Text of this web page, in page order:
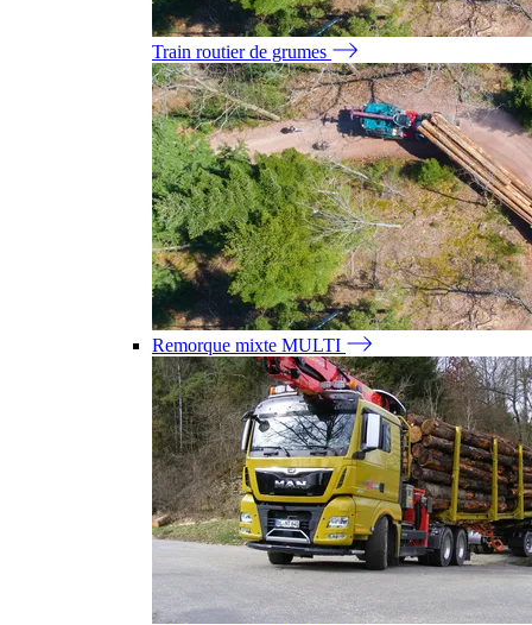
Train routier de grumes
Remorque mixte MULTI